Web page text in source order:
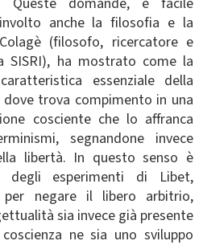
anche la filosofia e la
(filosofo, ricercatore e
ha mostrato come la
essenziale della
dove trova compimento in una
cosciente che lo affranca
segnandone invece
libertà. In questo senso è
degli esperimenti di Libet,
per negare il libero arbitrio,
sia invece già presente
ne sia uno sviluppo